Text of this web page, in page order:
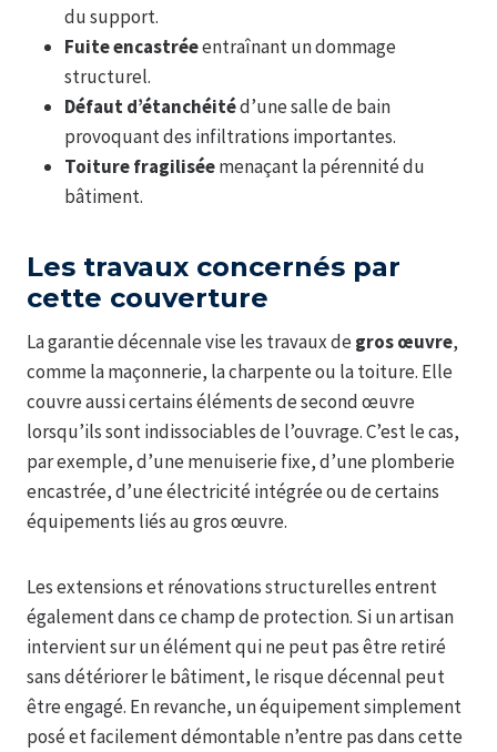
du support.
Fuite encastréeentraînant un dommage
structurel.
Défaut d’étanchéitéd’une salle de bain
provoquant des infiltrations importantes.
Toiture fragiliséemenaçant la pérennité du
bâtiment.
Les travaux concernés par
cette couverture
La garantie décennale vise les travaux degros œuvre,
comme la maçonnerie, la charpente ou la toiture. Elle
couvre aussi certains éléments de second œuvre
lorsqu’ils sont indissociables de l’ouvrage. C’est le cas,
par exemple, d’une menuiserie fixe, d’une plomberie
encastrée, d’une électricité intégrée ou de certains
équipements liés au gros œuvre.
Les extensions et rénovations structurelles entrent
également dans ce champ de protection. Si un artisan
intervient sur un élément qui ne peut pas être retiré
sans détériorer le bâtiment, le risque décennal peut
être engagé. En revanche, un équipement simplement
posé et facilement démontable n’entre pas dans cette